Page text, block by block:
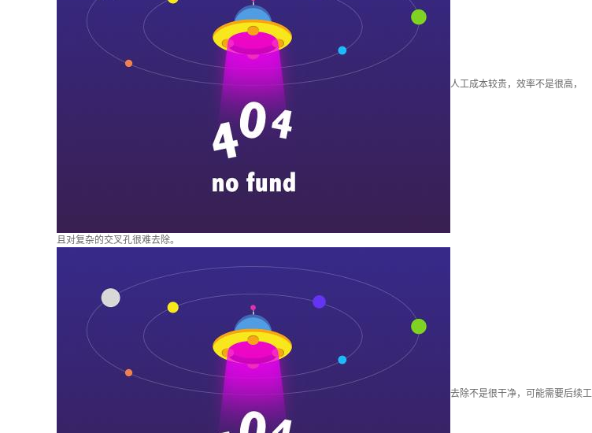
人工成本较贵，效率不是很高，
且对复杂的交叉孔很难去除。
去除不是很干净，可能需要后续